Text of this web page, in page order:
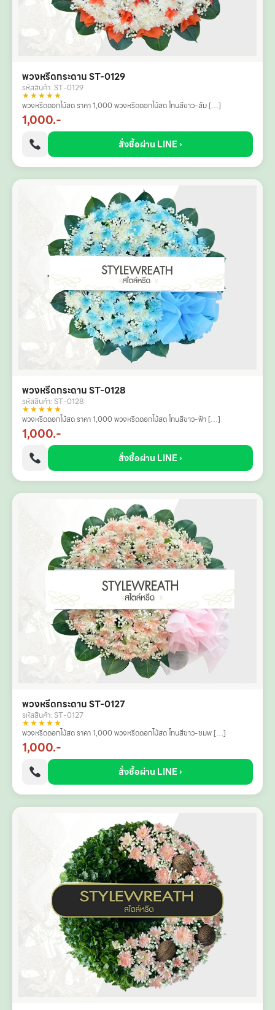
พวงหรีดกระดาน ST-0129
รหัสสินค้า: ST-0129
★★★★★
พวงหรีดดอกไม้สด ราคา 1,000 พวงหรีดดอกไม้สด โทนสีขาว-ส้ม […]
1,000.-
สั่งซื้อผ่าน LINE ›
พวงหรีดกระดาน ST-0128
รหัสสินค้า: ST-0128
★★★★★
พวงหรีดดอกไม้สด ราคา 1,000 พวงหรีดดอกไม้สด โทนสีขาว-ฟ้า […]
1,000.-
สั่งซื้อผ่าน LINE ›
พวงหรีดกระดาน ST-0127
รหัสสินค้า: ST-0127
★★★★★
พวงหรีดดอกไม้สด ราคา 1,000 พวงหรีดดอกไม้สด โทนสีขาว-ชมพ […]
1,000.-
สั่งซื้อผ่าน LINE ›